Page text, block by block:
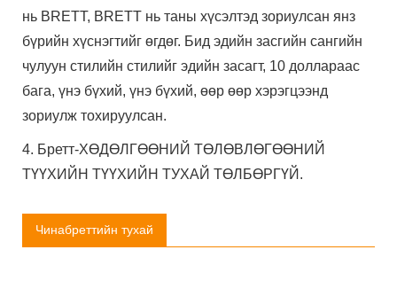
нь BRETT, BRETT нь таны хүсэлтэд зориулсан янз
бүрийн хүснэгтийг өгдөг. Бид эдийн засгийн сангийн
чулуун стилийн стилийг эдийн засагт, 10 доллараас
бага, үнэ бүхий, үнэ бүхий, өөр өөр хэрэгцээнд
зориулж тохируулсан.
4. Бретт-ХӨДӨЛГӨӨНИЙ ТӨЛӨВЛӨГӨӨНИЙ
ТҮҮХИЙН ТҮҮХИЙН ТУХАЙ ТӨЛБӨРГҮЙ.
Чинабреттийн тухай